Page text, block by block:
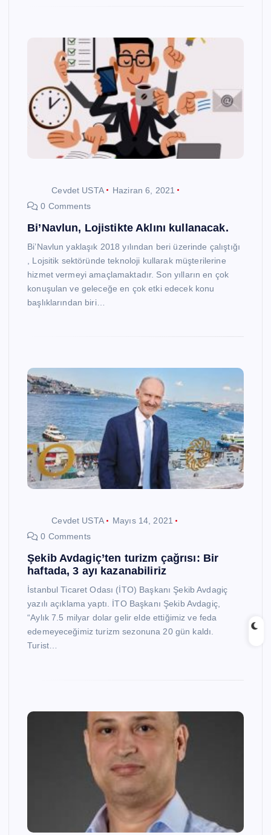
Cevdet USTA
Haziran 6, 2021
0 Comments
Bi’Navlun, Lojistikte Aklını kullanacak.
Bi’Navlun yaklaşık 2018 yılından beri üzerinde çalıştığı
, Lojsitik sektöründe teknoloji kullarak müşterilerine
hizmet vermeyi amaçlamaktadır. Son yılların en çok
konuşulan ve geleceğe en çok etki edecek konu
başlıklarından biri…
Cevdet USTA
Mayıs 14, 2021
0 Comments
Şekib Avdagiç’ten turizm çağrısı: Bir
haftada, 3 ayı kazanabiliriz
İstanbul Ticaret Odası (İTO) Başkanı Şekib Avdagiç
yazılı açıklama yaptı. İTO Başkanı Şekib Avdagiç,
“Aylık 7.5 milyar dolar gelir elde ettiğimiz ve feda
edemeyeceğimiz turizm sezonuna 20 gün kaldı.
Turist…